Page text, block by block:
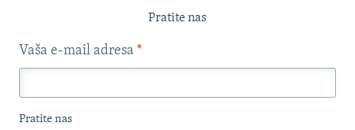
Pratite nas
Vaša e-mail adresa *
Pratite nas